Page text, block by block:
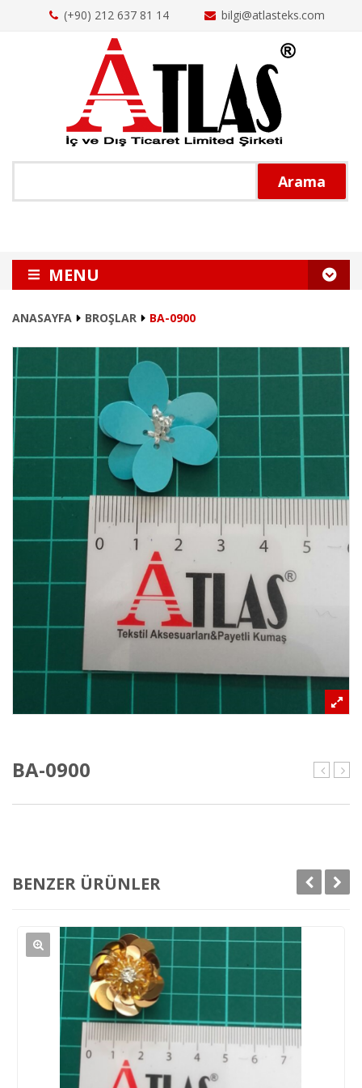
(+90) 212 637 81 14 bilgi@atlasteks.com
Arama
MENU
HAKKIMIZDA
REFERANSLAR
İLETIŞIM
ANASAYFA BROŞLAR BA-0900
BA-0900
BENZER ÜRÜNLER